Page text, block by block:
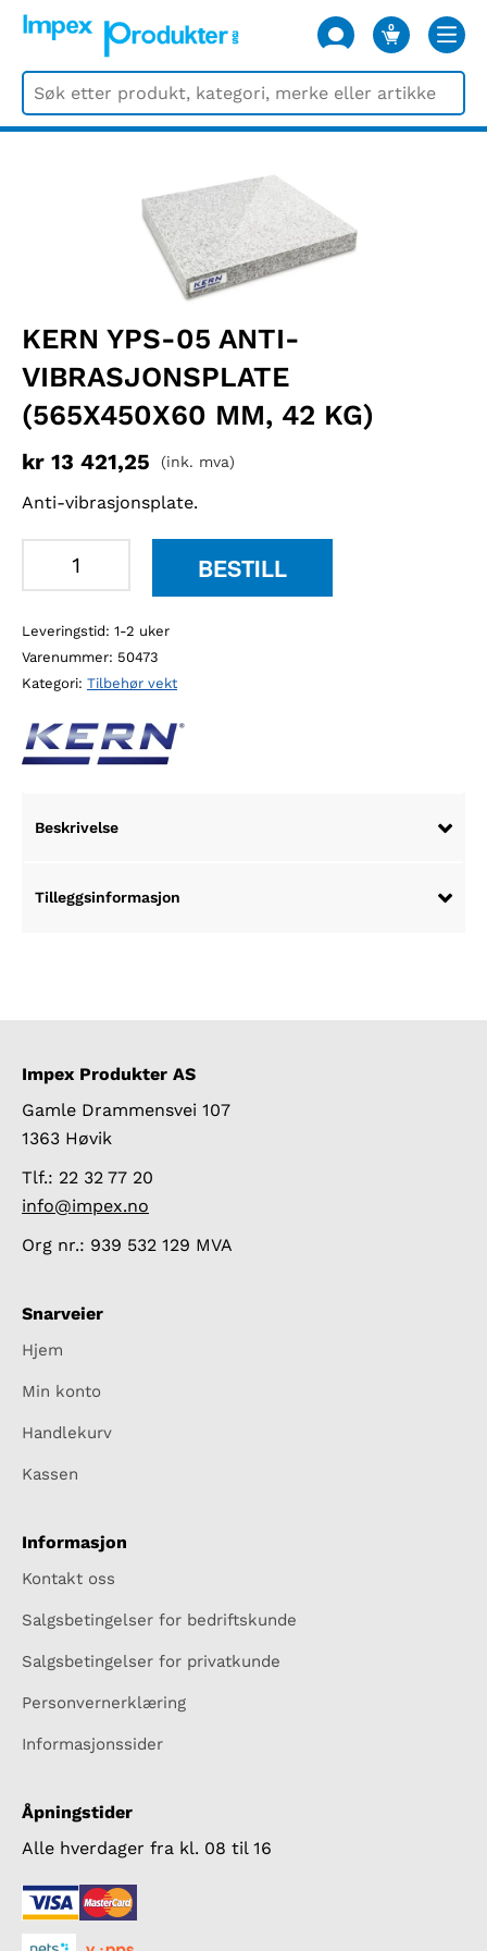
0
VARER
KERN YPS-05 ANTI-
VIBRASJONSPLATE
(565X450X60 MM, 42 KG)
kr 13 421,25 (ink. mva)
Anti-vibrasjonsplate.
anti-
vibrasjonsplate
(565x450x60
mm,
42
BESTILL
Leveringstid: 1-2 uker
Varenummer: 50473
Kategori: Tilbehør vekt
Beskrivelse
Tilleggsinformasjon
Impex Produkter AS
Gamle Drammensvei 107
1363 Høvik
Tlf.: 22 32 77 20
info@impex.no
Org nr.: 939 532 129 MVA
Snarveier
Hjem
Min konto
Handlekurv
Kassen
Informasjon
Kontakt oss
Salgsbetingelser for bedriftskunde
Salgsbetingelser for privatkunde
Personvernerklæring
Informasjonssider
Åpningstider
Alle hverdager fra kl. 08 til 16